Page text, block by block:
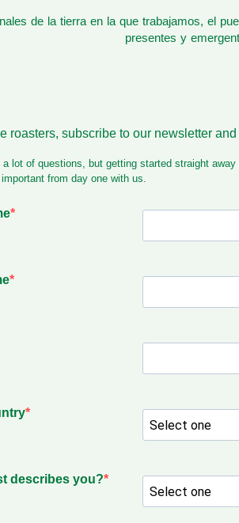
de la tierra en la que trabajamos, el
presentes y